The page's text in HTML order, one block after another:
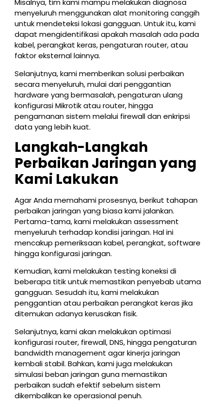
Misalnya, tim kami mampu melakukan diagnosa
menyeluruh menggunakan alat monitoring canggih
untuk mendeteksi lokasi gangguan. Untuk itu, kami
dapat mengidentifikasi apakah masalah ada pada
kabel, perangkat keras, pengaturan router, atau
faktor eksternal lainnya.
Selanjutnya, kami memberikan solusi perbaikan
secara menyeluruh, mulai dari penggantian
hardware yang bermasalah, pengaturan ulang
konfigurasi Mikrotik atau router, hingga
pengamanan sistem melalui firewall dan enkripsi
data yang lebih kuat.
Langkah-Langkah
Perbaikan Jaringan yang
Kami Lakukan
Agar Anda memahami prosesnya, berikut tahapan
perbaikan jaringan yang biasa kami jalankan.
Pertama-tama, kami melakukan assessment
menyeluruh terhadap kondisi jaringan. Hal ini
mencakup pemeriksaan kabel, perangkat, software
hingga konfigurasi jaringan.
Kemudian, kami melakukan testing koneksi di
beberapa titik untuk memastikan penyebab utama
gangguan. Sesudah itu, kami melakukan
penggantian atau perbaikan perangkat keras jika
ditemukan adanya kerusakan fisik.
Selanjutnya, kami akan melakukan optimasi
konfigurasi router, firewall, DNS, hingga pengaturan
bandwidth management agar kinerja jaringan
kembali stabil. Bahkan, kami juga melakukan
simulasi beban jaringan guna memastikan
perbaikan sudah efektif sebelum sistem
dikembalikan ke operasional penuh.